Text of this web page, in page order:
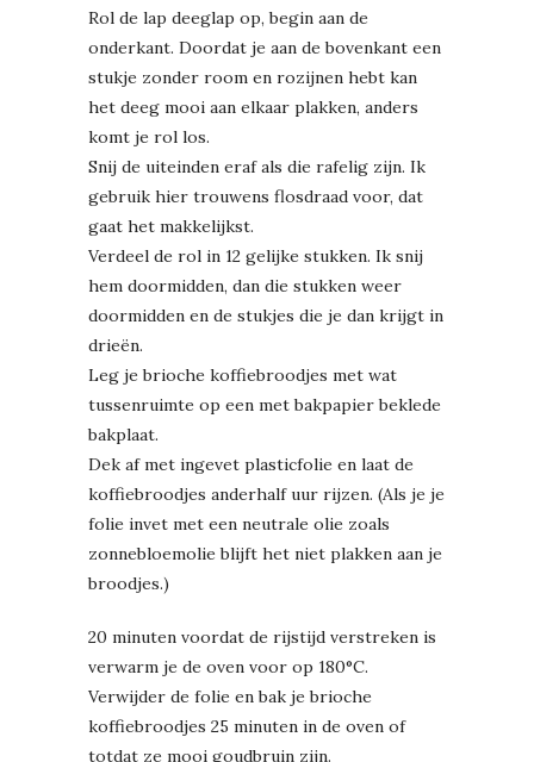
Rol de lap deeglap op, begin aan de
onderkant. Doordat je aan de bovenkant een
stukje zonder room en rozijnen hebt kan
het deeg mooi aan elkaar plakken, anders
komt je rol los.
Snij de uiteinden eraf als die rafelig zijn. Ik
gebruik hier trouwens flosdraad voor, dat
gaat het makkelijkst.
Verdeel de rol in 12 gelijke stukken. Ik snij
hem doormidden, dan die stukken weer
doormidden en de stukjes die je dan krijgt in
drieën.
Leg je brioche koffiebroodjes met wat
tussenruimte op een met bakpapier beklede
bakplaat.
Dek af met ingevet plasticfolie en laat de
koffiebroodjes anderhalf uur rijzen. (Als je je
folie invet met een neutrale olie zoals
zonnebloemolie blijft het niet plakken aan je
broodjes.)
20 minuten voordat de rijstijd verstreken is
verwarm je de oven voor op 180°C.
Verwijder de folie en bak je brioche
koffiebroodjes 25 minuten in de oven of
totdat ze mooi goudbruin zijn.